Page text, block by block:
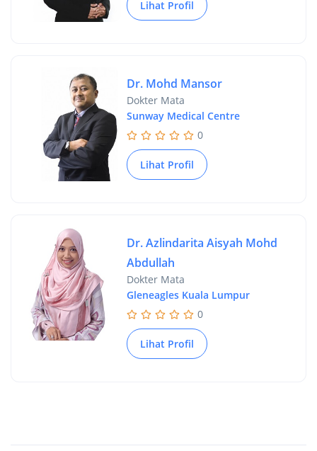
Lihat Profil
Dr. Mohd Mansor
Dokter Mata
Sunway Medical Centre
0
Lihat Profil
Dr. Azlindarita Aisyah Mohd
Abdullah
Dokter Mata
Gleneagles Kuala Lumpur
0
Lihat Profil